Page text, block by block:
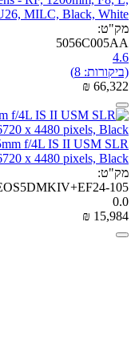
MILC, Black, White
מק"ט:
5056C005AA
4.6
(ביקורות: 8)
₪ 66,322
f/4L IS II USM SLR
x 4480 pixels, Black
מק"ט:
105
0.0
₪ 15,984